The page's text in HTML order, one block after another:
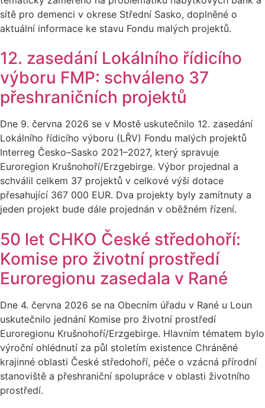
sítě pro demenci v okrese Střední Sasko, doplněné o
aktuální informace ke stavu Fondu malých projektů.
12. zasedání Lokálního řídicího
výboru FMP: schváleno 37
přeshraničních projektů
Dne 9. června 2026 se v Mostě uskutečnilo 12. zasedání
Lokálního řídicího výboru (LŘV) Fondu malých projektů
Interreg Česko–Sasko 2021–2027, který spravuje
Euroregion Krušnohoří/Erzgebirge. Výbor projednal a
schválil celkem 37 projektů v celkové výši dotace
přesahující 367 000 EUR. Dva projekty byly zamítnuty a
jeden projekt bude dále projednán v oběžném řízení.
50 let CHKO České středohoří:
Komise pro životní prostředí
Euroregionu zasedala v Rané
Dne 4. června 2026 se na Obecním úřadu v Rané u Loun
uskutečnilo jednání Komise pro životní prostředí
Euroregionu Krušnohoří/Erzgebirge. Hlavním tématem bylo
výroční ohlédnutí za půl stoletím existence Chráněné
krajinné oblasti České středohoří, péče o vzácná přírodní
stanoviště a přeshraniční spolupráce v oblasti životního
prostředí.